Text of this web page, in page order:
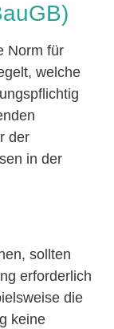
Norm für
welche
der
in der
sollten
erforderlich
die
keine